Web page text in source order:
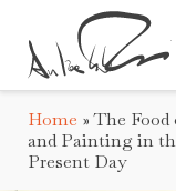
Home »The
and Painting in
Present Day